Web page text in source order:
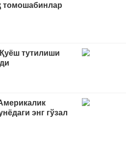
томошабинлар
тутилиши
энг гўзал